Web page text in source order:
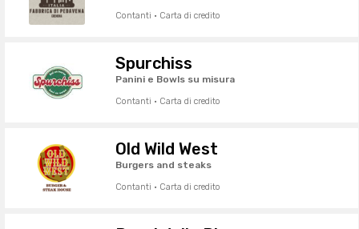
Contanti · Carta di credito
Spurchiss
Panini e Bowls su misura
Contanti · Carta di credito
Old Wild West
Burgers and steaks
Contanti · Carta di credito